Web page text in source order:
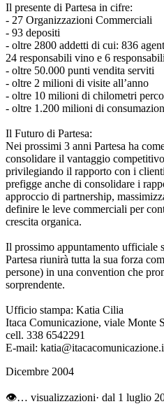
Il presente di Partesa in cifre:
- 27 Organizzazioni Commerciali
- 93 depositi
- oltre 2800 addetti di cui: 836
24 responsabili vino e 6
- oltre 50.000 punti vendita serviti
- oltre 2 milioni di visite all’anno
- oltre 10 milioni di chilometri
- oltre 1.200 milioni di
Il Futuro di Partesa:
Nei prossimi 3 anni Partesa ha
consolidare il vantaggio
privilegiando il rapporto con i
prefigge anche di consolidare i
approccio di partnership,
definire le leve commerciali per
crescita organica.
Il prossimo appuntamento ufficiale
Partesa riunirà tutta la sua forza
persone) in una convention che
sorprendente.
Ufficio stampa: Katia Cilia
Itaca Comunicazione, viale Monte
cell. 338 6542291
E-mail:
Dicembre 2004
👁… visualizzazioni· dal 1 luglio